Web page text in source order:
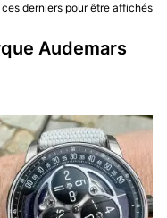
derniers pour être affichés
Audemars